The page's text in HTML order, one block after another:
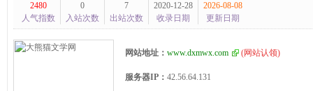
2480
人气指数
0
入站次数
7
出站次数
2020-12-28
收录日期
2026-08-08
更新日期
网站地址： www.dxmwx.com (网站认领)
服务器IP： 42.56.64.131